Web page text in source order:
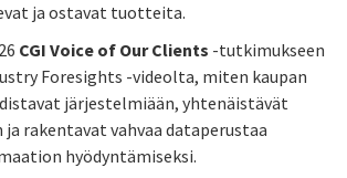
ja ostavat tuotteita.
CGI Voice of Our Clients -tutkimukseen
Foresights -videolta, miten kaupan
järjestelmiään, yhtenäistävät
rakentavat vahvaa dataperustaa
hyödyntämiseksi.